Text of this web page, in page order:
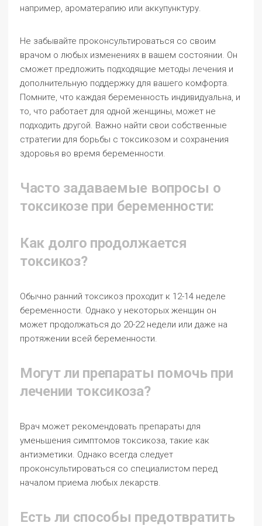
например, ароматерапию или аккупунктуру.
Не забывайте проконсультироваться со своим
врачом о любых изменениях в вашем состоянии. Он
сможет предложить подходящие методы лечения и
дополнительную поддержку для вашего комфорта.
Помните, что каждая беременность индивидуальна, и
то, что работает для одной женщины, может не
подходить другой. Важно найти свои собственные
стратегии для борьбы с токсикозом и сохранения
здоровья во время беременности.
Часто задаваемые вопросы о
токсикозе при беременности:
Как долго продолжается
токсикоз?
Обычно ранний токсикоз проходит к 12-14 неделе
беременности. Однако у некоторых женщин он
может продолжаться до 20-22 недели или даже на
протяжении всей беременности.
Могут ли препараты помочь при
лечении токсикоза?
Врач может рекомендовать препараты для
уменьшения симптомов токсикоза, такие как
антиэметики. Однако всегда следует
проконсультироваться со специалистом перед
началом приема любых лекарств.
Есть ли способы предотвратить